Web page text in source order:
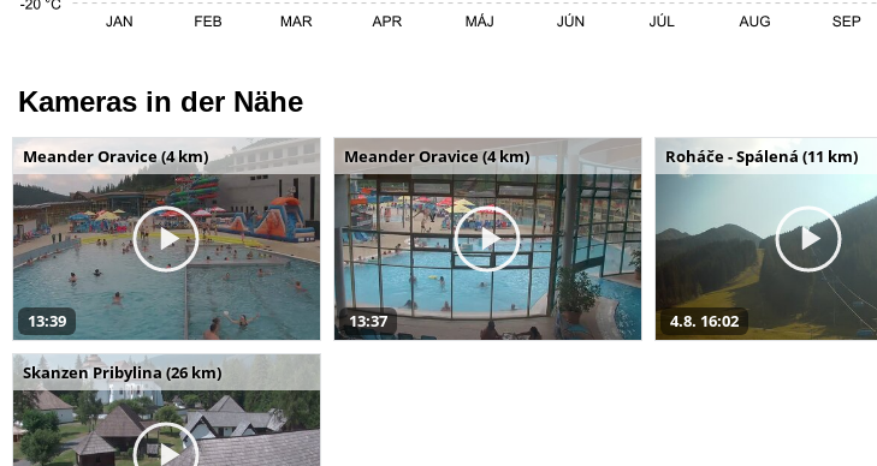
Kameras in der Nähe
Meander Oravice (4 km)
13:39
Meander Oravice (4 km)
13:37
Roháče - Spálená (11 km)
4.8. 16:02
Skanzen Pribylina (26 km)